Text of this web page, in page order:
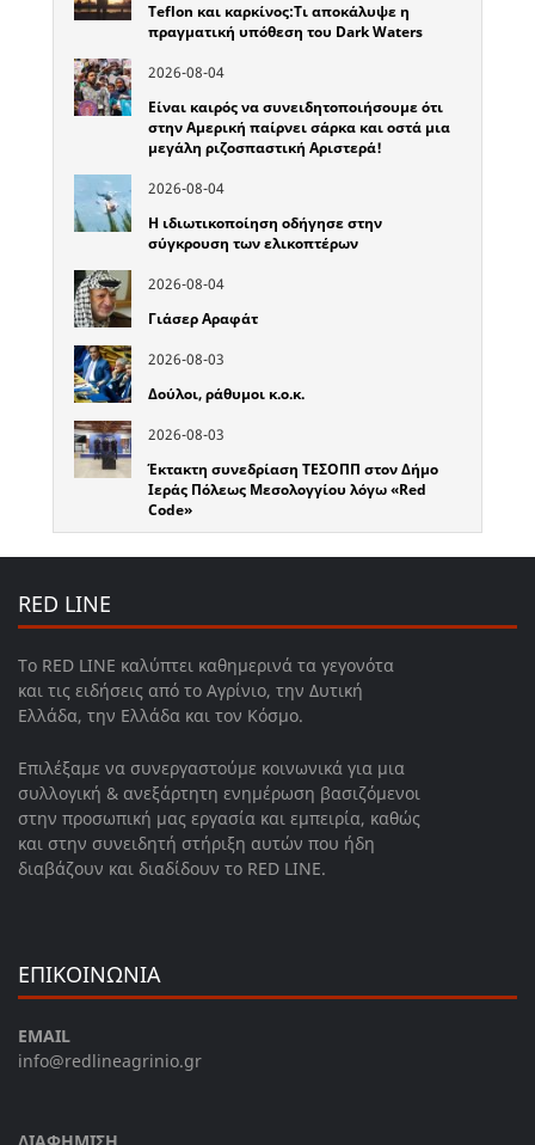
Teflon και καρκίνος:Τι αποκάλυψε η
πραγματική υπόθεση του Dark Waters
2026-08-04
Είναι καιρός να συνειδητοποιήσουμε ότι
στην Αμερική παίρνει σάρκα και οστά μια
μεγάλη ριζοσπαστική Αριστερά!
2026-08-04
Η ιδιωτικοποίηση οδήγησε στην
σύγκρουση των ελικοπτέρων
2026-08-04
Γιάσερ Αραφάτ
2026-08-03
Δούλοι, ράθυμοι κ.ο.κ.
2026-08-03
Έκτακτη συνεδρίαση ΤΕΣΟΠΠ στον Δήμο
Ιεράς Πόλεως Μεσολογγίου λόγω «Red
Code»
RED LINE
Το RED LINE καλύπτει καθημερινά τα γεγονότα
και τις ειδήσεις από το Αγρίνιο, την Δυτική
Ελλάδα, την Ελλάδα και τον Κόσμο.
Επιλέξαμε να συνεργαστούμε κοινωνικά για μια
συλλογική & ανεξάρτητη ενημέρωση βασιζόμενοι
στην προσωπική μας εργασία και εμπειρία, καθώς
και στην συνειδητή στήριξη αυτών που ήδη
διαβάζουν και διαδίδουν το RED LINE.
ΕΠΙΚΟΙΝΩΝΙΑ
EMAIL
info@redlineagrinio.gr